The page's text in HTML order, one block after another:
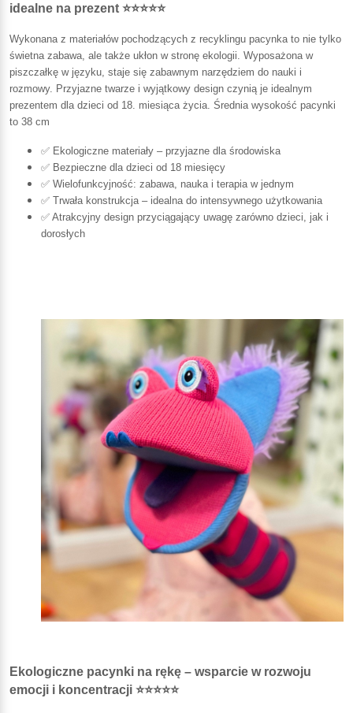
idealne na prezent ⭐⭐⭐⭐⭐
Wykonana z materiałów pochodzących z recyklingu pacynka to nie tylko
świetna zabawa, ale także ukłon w stronę ekologii. Wyposażona w
piszczałkę w języku, staje się zabawnym narzędziem do nauki i
rozmowy. Przyjazne twarze i wyjątkowy design czynią je idealnym
prezentem dla dzieci od 18. miesiąca życia. Średnia wysokość pacynki
to 38 cm
✅ Ekologiczne materiały – przyjazne dla środowiska
✅ Bezpieczne dla dzieci od 18 miesięcy
✅ Wielofunkcyjność: zabawa, nauka i terapia w jednym
✅ Trwała konstrukcja – idealna do intensywnego użytkowania
✅ Atrakcyjny design przyciągający uwagę zarówno dzieci, jak i
dorosłych
Ekologiczne pacynki na rękę – wsparcie w rozwoju
emocji i koncentracji ⭐⭐⭐⭐⭐